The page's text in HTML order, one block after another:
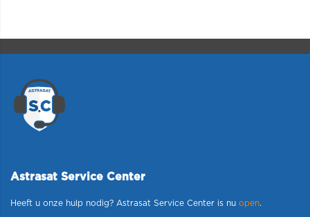
Astrasat Service Center
Heeft u onze hulp nodig? Astrasat Service Center is nu open.